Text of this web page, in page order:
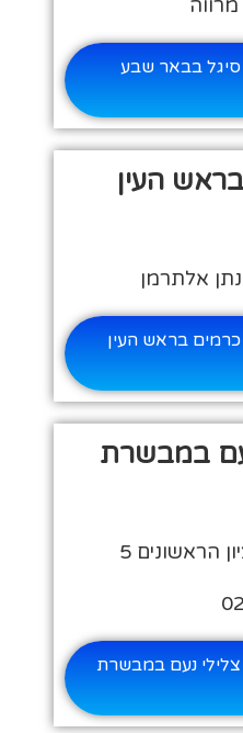
בבאר שבע
העין
אלתרמן
בראש העין
במבשרת
הראשונים 5
נעם במבשרת